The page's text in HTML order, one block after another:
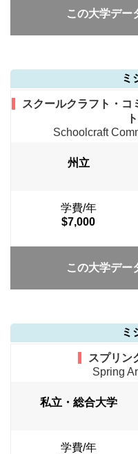
この大学デ
ミ
スクールクラフト・コ
Schoolcraft
州立
学費/年
$7,000
この大学デ
ミ
スプリン
Spring
私立・総合大学
学費/年